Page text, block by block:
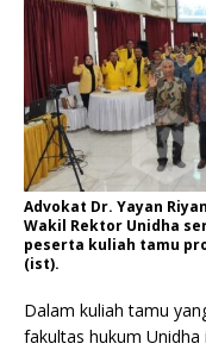
Advokat Dr. Yayan
Wakil Rektor Unidha
peserta kuliah tamu
(ist).
Dalam kuliah tamu
fakultas hukum Unidha